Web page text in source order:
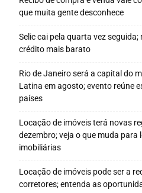
que muita gente desconhece
Selic cai pela quarta vez
crédito mais barato
Rio de Janeiro será a capital do
Latina em agosto; evento reúne
países
Locação de imóveis terá novas
dezembro; veja o que muda para
imobiliárias
Locação de imóveis pode ser a
corretores; entenda as